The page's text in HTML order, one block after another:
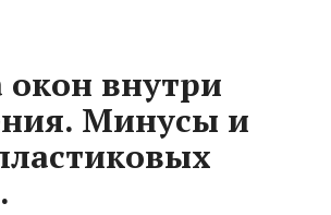
окон внутри
Минусы и